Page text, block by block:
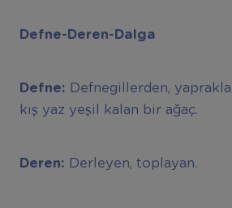
Defne-Deren-Dalga
Defne:
Defnegillerden,
kış yaz yeşil kalan bir ağaç.
Deren: Derleyen, toplayan.